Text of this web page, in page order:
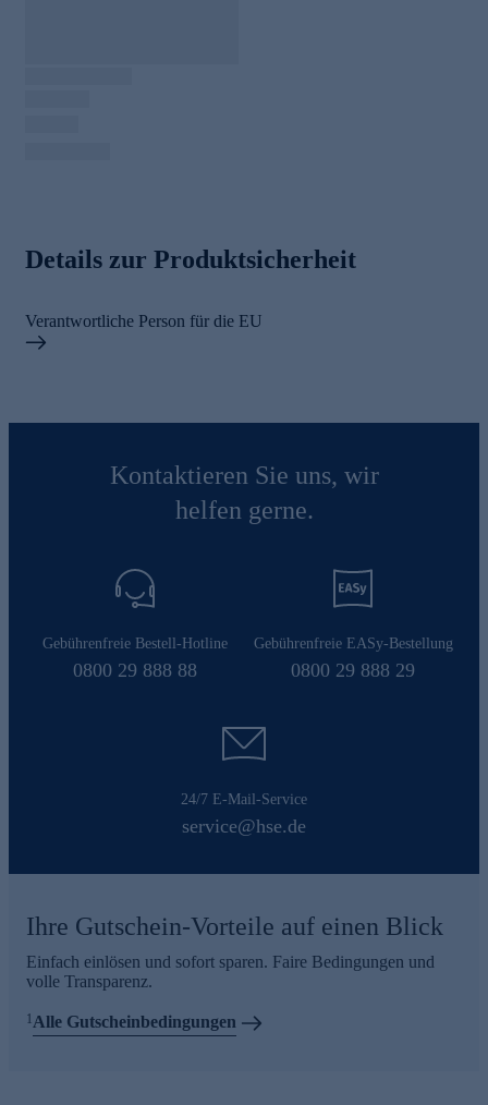
Details zur Produktsicherheit
Verantwortliche Person für die EU
Kontaktieren Sie uns, wir
helfen gerne.
Gebührenfreie Bestell-Hotline
0800 29 888 88
Gebührenfreie EASy-Bestellung
0800 29 888 29
24/7 E-Mail-Service
service@hse.de
Ihre Gutschein-Vorteile auf einen Blick
Einfach einlösen und sofort sparen. Faire Bedingungen und
volle Transparenz.
1 Alle Gutscheinbedingungen